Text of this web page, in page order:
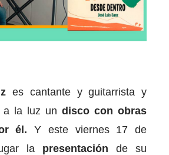
es cantante y guitarrista y
a la luz un disco con obras
él. Y este viernes 17 de
la presentación de su